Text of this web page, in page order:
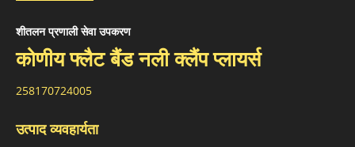
शीतलन प्रणाली सेवा उपकरण
कोणीय फ्लैट बैंड नली क्लैंप प्लायर्स
258170724005
उत्पाद व्यवहार्यता